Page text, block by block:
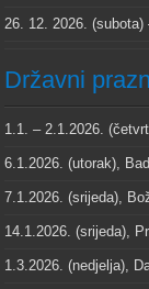
26. 12. 2026.
Državni
1.1. – 2.1.2026.
6.1.2026. (utorak),
7.1.2026. (srijeda),
14.1.2026. (srijeda),
1.3.2026. (nedjelja),